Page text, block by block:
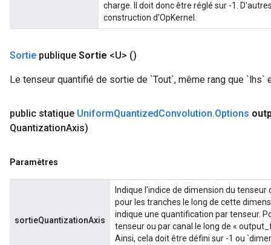
charge. Il doit donc être réglé sur -1.
construction d'OpKernel.
Sortie publique Sortie <U> ()
Le tenseur quantifié de sortie de `Tout`, même rang que `lhs`
public statique UniformQuantizedConvolution.Options
QuantizationAxis)
Paramètres
sortieQuantizationAxis
Indique l'indice de dimension du
pour les tranches le long de cette
indique une quantification par tenseur.
tenseur ou par canal le long de «
Ainsi, cela doit être défini sur -1 ou